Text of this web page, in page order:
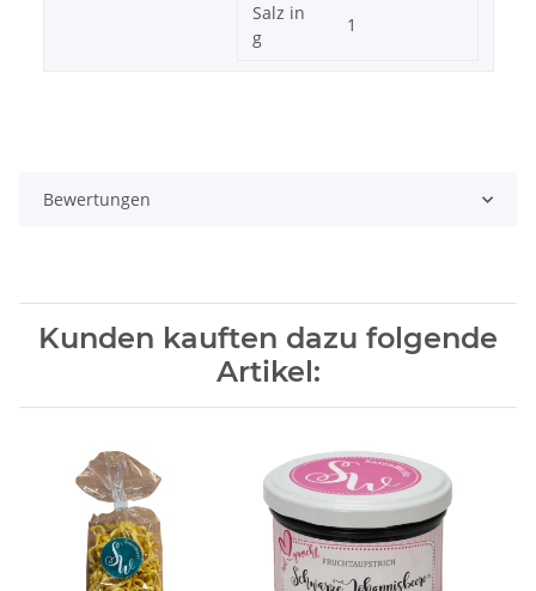
Salz in
g
1
Bewertungen
Kunden kauften dazu folgende
Artikel: